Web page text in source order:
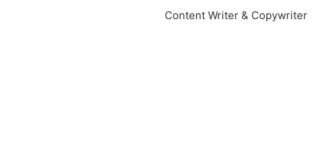
Content Writer & Copywriter